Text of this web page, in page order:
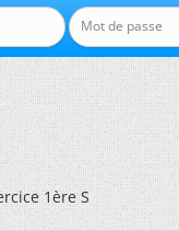
1ère S